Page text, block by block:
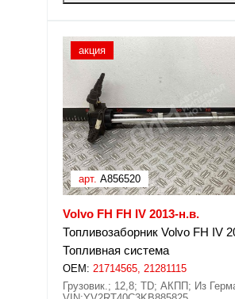
акция
арт. A856520
Volvo FH FH IV 2013-н.в.
Топливозаборник Volvo FH IV
Топливная система
OEM: 21714565, 21281115
Грузовик.; 12,8; TD; АКПП; Из